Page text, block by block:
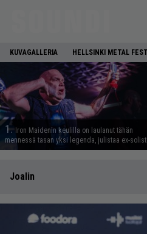
KUVAGALLERIA HELLSINKI METAL
1. Iron Maidenin keulilla on laulanut tähän
mennessä tasan yksi legenda, julistaa ex-solisti
Joalin